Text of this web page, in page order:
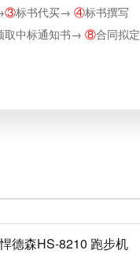
③标书代买→ ④标书撰写
取中标通知书→ ⑧合同拟定
悍德森HS-8210 跑步机